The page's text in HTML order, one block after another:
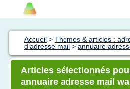
Accueil > Thèmes & articles :
d'adresse mail > annuaire
Articles sélectionnés
annuaire adresse mail